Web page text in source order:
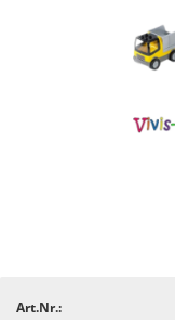
Art.Nr.: